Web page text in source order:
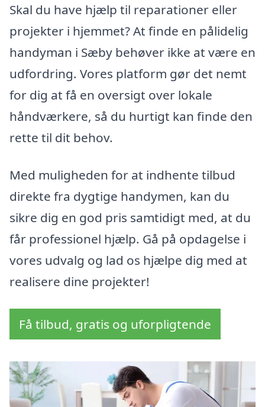
Skal du have hjælp til reparationer eller
projekter i hjemmet? At finde en pålidelig
handyman i Sæby behøver ikke at være en
udfordring. Vores platform gør det nemt
for dig at få en oversigt over lokale
håndværkere, så du hurtigt kan finde den
rette til dit behov.
Med muligheden for at indhente tilbud
direkte fra dygtige handymen, kan du
sikre dig en god pris samtidigt med, at du
får professionel hjælp. Gå på opdagelse i
vores udvalg og lad os hjælpe dig med at
realisere dine projekter!
Få tilbud, gratis og uforpligtende